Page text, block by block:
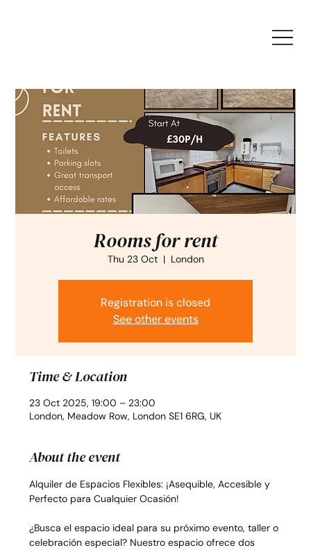
Rooms for rent
Thu 23 Oct
  |
London
Registration is closed
See other events
Time & Location
23 Oct 2025, 19:00 – 23:00
London, Meadow Row, London SE1 6RG, UK
About the event
Alquiler de Espacios Flexibles: ¡Asequible, Accesible y
Perfecto para Cualquier Ocasión!
¿Busca el espacio ideal para su próximo evento, taller o
celebración especial? Nuestro espacio ofrece dos